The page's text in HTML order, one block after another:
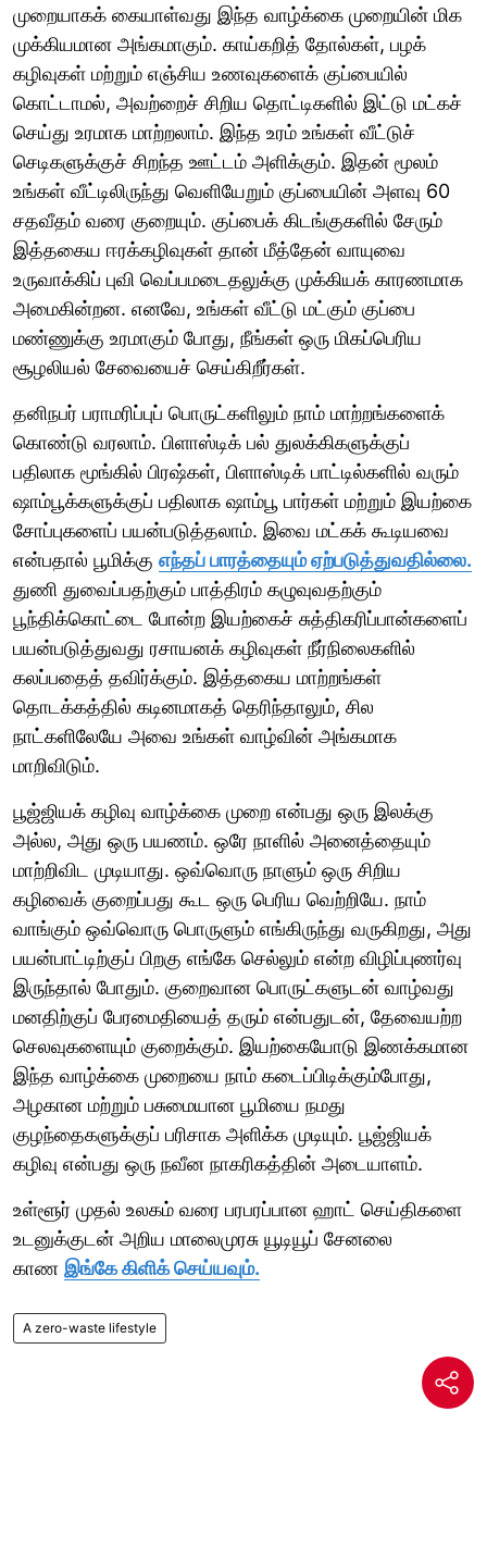
முறையாகக் கையாள்வது இந்த வாழ்க்கை முறையின் மிக
முக்கியமான அங்கமாகும். காய்கறித் தோல்கள், பழக்
கழிவுகள் மற்றும் எஞ்சிய உணவுகளைக் குப்பையில்
கொட்டாமல், அவற்றைச் சிறிய தொட்டிகளில் இட்டு மட்கச்
செய்து உரமாக மாற்றலாம். இந்த உரம் உங்கள் வீட்டுச்
செடிகளுக்குச் சிறந்த ஊட்டம் அளிக்கும். இதன் மூலம்
உங்கள் வீட்டிலிருந்து வெளியேறும் குப்பையின் அளவு 60
சதவீதம் வரை குறையும். குப்பைக் கிடங்குகளில் சேரும்
இத்தகைய ஈரக்கழிவுகள் தான் மீத்தேன் வாயுவை
உருவாக்கிப் புவி வெப்பமடைதலுக்கு முக்கியக் காரணமாக
அமைகின்றன. எனவே, உங்கள் வீட்டு மட்கும் குப்பை
மண்ணுக்கு உரமாகும் போது, நீங்கள் ஒரு மிகப்பெரிய
சூழலியல் சேவையைச் செய்கிறீர்கள்.
தனிநபர் பராமரிப்புப் பொருட்களிலும் நாம் மாற்றங்களைக்
கொண்டு வரலாம். பிளாஸ்டிக் பல் துலக்கிகளுக்குப்
பதிலாக மூங்கில் பிரஷ்கள், பிளாஸ்டிக் பாட்டில்களில் வரும்
ஷாம்பூக்களுக்குப் பதிலாக ஷாம்பூ பார்கள் மற்றும் இயற்கை
சோப்புகளைப் பயன்படுத்தலாம். இவை மட்கக் கூடியவை
என்பதால் பூமிக்கு எந்தப் பாரத்தையும் ஏற்படுத்துவதில்லை.
துணி துவைப்பதற்கும் பாத்திரம் கழுவுவதற்கும்
பூந்திக்கொட்டை போன்ற இயற்கைச் சுத்திகரிப்பான்களைப்
பயன்படுத்துவது ரசாயனக் கழிவுகள் நீர்நிலைகளில்
கலப்பதைத் தவிர்க்கும். இத்தகைய மாற்றங்கள்
தொடக்கத்தில் கடினமாகத் தெரிந்தாலும், சில
நாட்களிலேயே அவை உங்கள் வாழ்வின் அங்கமாக
மாறிவிடும்.
பூஜ்ஜியக் கழிவு வாழ்க்கை முறை என்பது ஒரு இலக்கு
அல்ல, அது ஒரு பயணம். ஒரே நாளில் அனைத்தையும்
மாற்றிவிட முடியாது. ஒவ்வொரு நாளும் ஒரு சிறிய
கழிவைக் குறைப்பது கூட ஒரு பெரிய வெற்றியே. நாம்
வாங்கும் ஒவ்வொரு பொருளும் எங்கிருந்து வருகிறது, அது
பயன்பாட்டிற்குப் பிறகு எங்கே செல்லும் என்ற விழிப்புணர்வு
இருந்தால் போதும். குறைவான பொருட்களுடன் வாழ்வது
மனதிற்குப் பேரமைதியைத் தரும் என்பதுடன், தேவையற்ற
செலவுகளையும் குறைக்கும். இயற்கையோடு இணக்கமான
இந்த வாழ்க்கை முறையை நாம் கடைப்பிடிக்கும்போது,
அழகான மற்றும் பசுமையான பூமியை நமது
குழந்தைகளுக்குப் பரிசாக அளிக்க முடியும். பூஜ்ஜியக்
கழிவு என்பது ஒரு நவீன நாகரிகத்தின் அடையாளம்.
உள்ளூர் முதல் உலகம் வரை பரபரப்பான ஹாட் செய்திகளை
உடனுக்குடன் அறிய மாலைமுரசு யூடியூப் சேனலை
காண இங்கே கிளிக் செய்யவும்.
A zero-waste lifestyle